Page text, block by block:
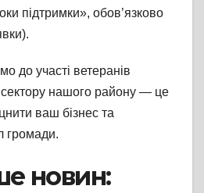
підтримки», обов’язково
до участі ветеранів
нашого району — це
ваш бізнес та
громади.
новин: